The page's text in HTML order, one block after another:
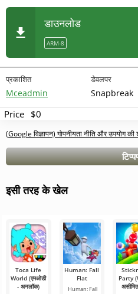
डाउनलोड
ARM-8
प्रकाशित
Mceadmin
डेवलपर
Snapbreak
Price $0
(Google विज्ञापन) गोपनीयता नीति और उपयोग की
इसी तरह के खेल
Toca Life
World (एमओडी
- अनलॉक)
Human: Fall
Flat
Human: Fall
Party